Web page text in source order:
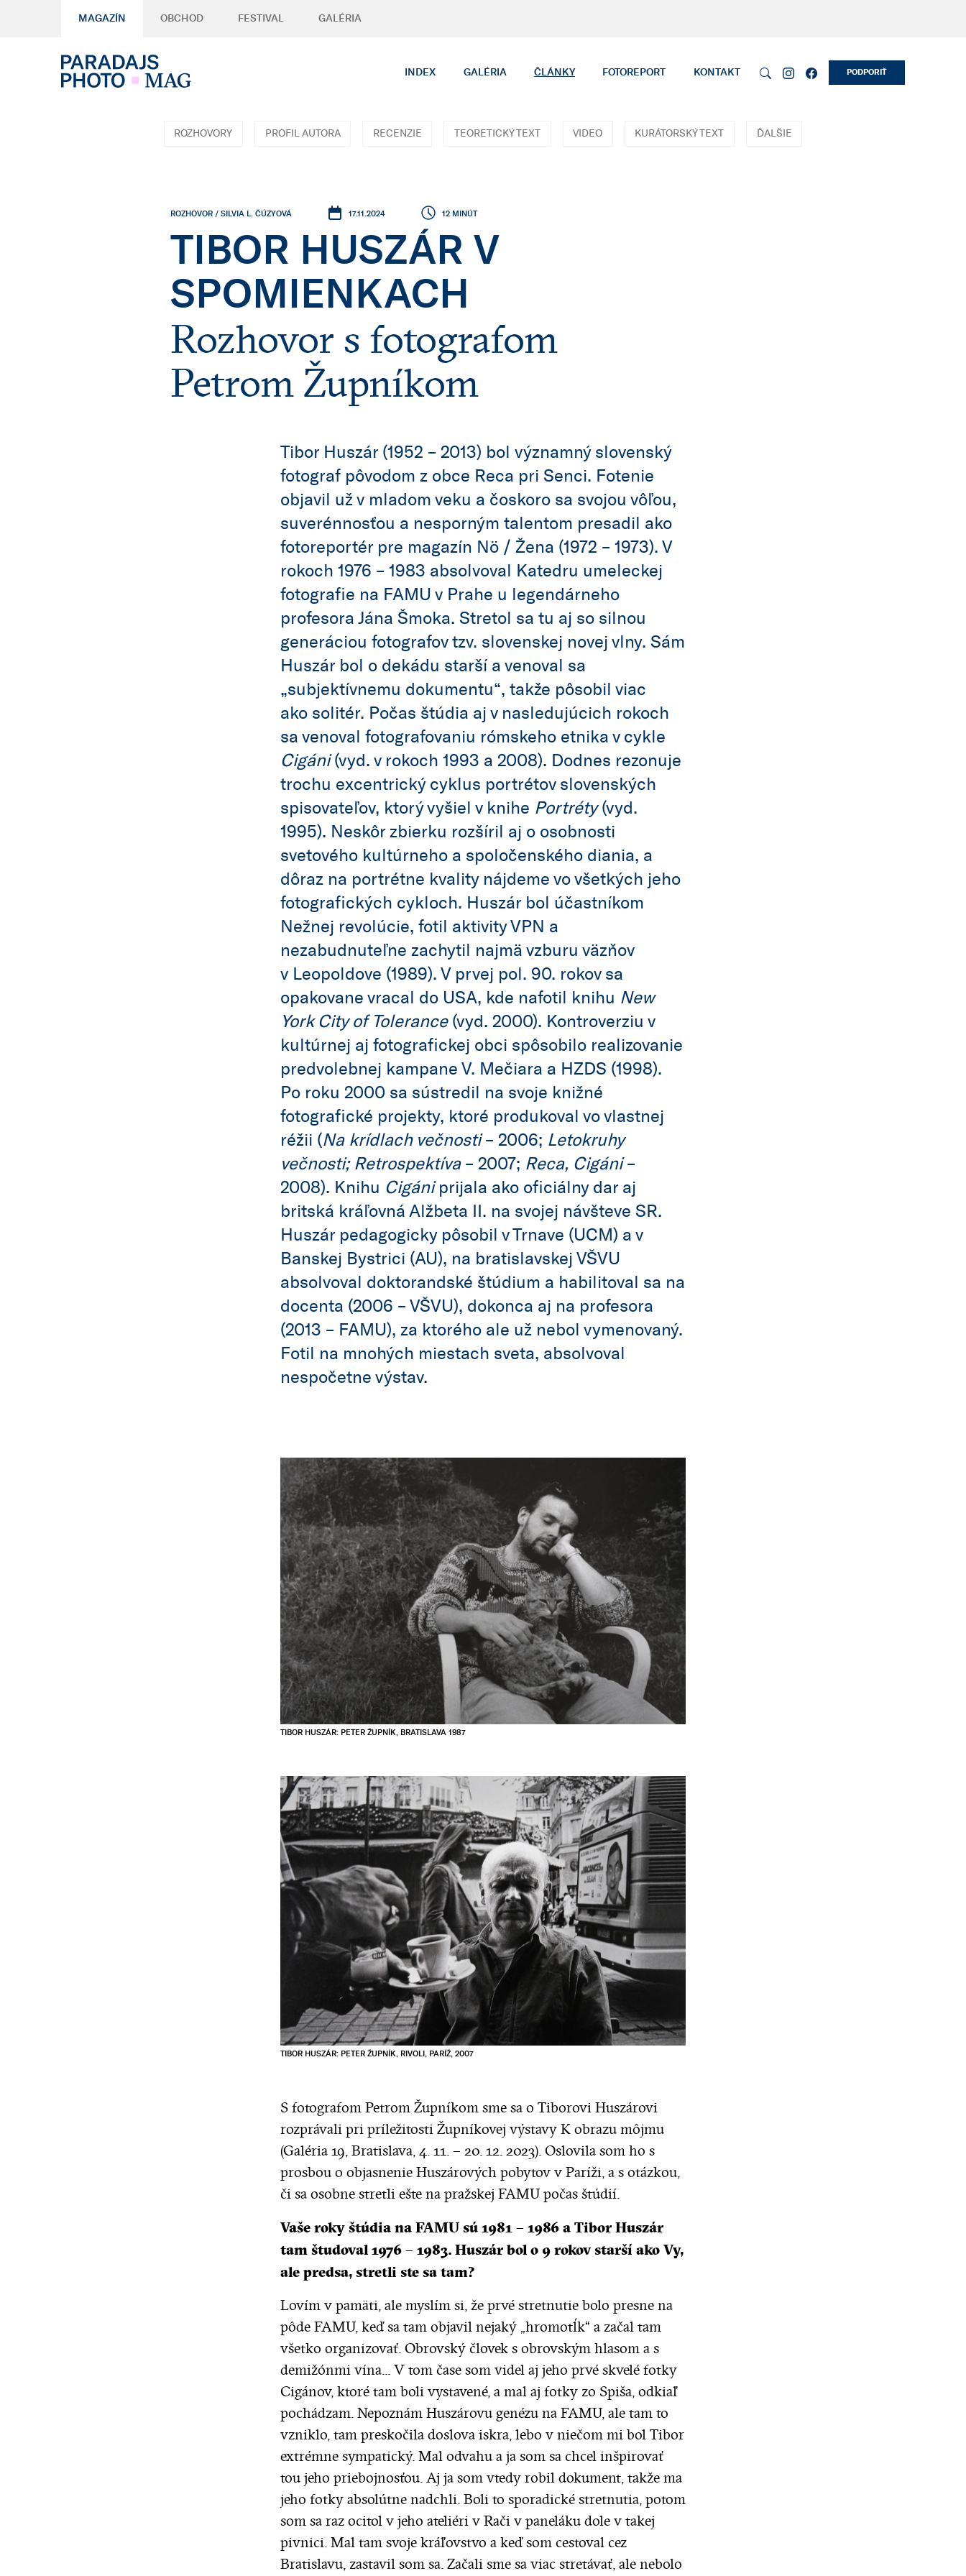
MAGAZÍN OBCHOD FESTIVAL GALÉRIA
INDEX GALÉRIA ČLÁNKY FOTOREPORT KONTAKT PODPORIŤ
ROZHOVORY PROFIL AUTORA RECENZIE TEORETICKÝ TEXT VIDEO KURÁTORSKÝ TEXT ĎALŠIE
ROZHOVOR / SILVIA L. ČÚZYOVÁ 17.11.2024 12 MINÚT
TIBOR HUSZÁR V
SPOMIENKACH
Rozhovor s fotografom
Petrom Župníkom
Tibor Huszár (1952 – 2013) bol významný slovenský
fotograf pôvodom z obce Reca pri Senci. Fotenie
objavil už v mladom veku a čoskoro sa svojou vôľou,
suverénnosťou a nesporným talentom presadil ako
fotoreportér pre magazín Nö / Žena (1972 – 1973). V
rokoch 1976 – 1983 absolvoval Katedru umeleckej
fotografie na FAMU v Prahe u legendárneho
profesora Jána Šmoka. Stretol sa tu aj so silnou
generáciou fotografov tzv. slovenskej novej vlny. Sám
Huszár bol o dekádu starší a venoval sa
„subjektívnemu dokumentu“, takže pôsobil viac
ako solitér. Počas štúdia aj v nasledujúcich rokoch
sa venoval fotografovaniu rómskeho etnika v cykle
Cigáni(vyd. v rokoch 1993 a 2008). Dodnes rezonuje
trochu excentrický cyklus portrétov slovenských
spisovateľov, ktorý vyšiel v knihe Portréty(vyd.
1995). Neskôr zbierku rozšíril aj o osobnosti
svetového kultúrneho a spoločenského diania, a
dôraz na portrétne kvality nájdeme vo všetkých jeho
fotografických cykloch. Huszár bol účastníkom
Nežnej revolúcie, fotil aktivity VPN a
nezabudnuteľne zachytil najmä vzburu väzňov
v Leopoldove (1989). V prvej pol. 90. rokov sa
opakovane vracal do USA, kde nafotil knihu New
York City of Tolerance(vyd. 2000). Kontroverziu v
kultúrnej aj fotografickej obci spôsobilo realizovanie
predvolebnej kampane V. Mečiara a HZDS (1998).
Po roku 2000 sa sústredil na svoje knižné
fotografické projekty, ktoré produkoval vo vlastnej
réžii (Na krídlach večnosti– 2006; Letokruhy
večnosti; Retrospektíva– 2007; Reca, Cigáni–
2008). Knihu Cigániprijala ako oficiálny dar aj
britská kráľovná Alžbeta II. na svojej návšteve SR.
Huszár pedagogicky pôsobil v Trnave (UCM) a v
Banskej Bystrici (AU), na bratislavskej VŠVU
absolvoval doktorandské štúdium a habilitoval sa na
docenta (2006 – VŠVU), dokonca aj na profesora
(2013 – FAMU), za ktorého ale už nebol vymenovaný.
Fotil na mnohých miestach sveta, absolvoval
nespočetne výstav.
TIBOR HUSZÁR: PETER ŽUPNÍK, BRATISLAVA 1987
TIBOR HUSZÁR: PETER ŽUPNÍK, RIVOLI, PARÍŽ, 2007
S fotografom Petrom Župníkom sme sa o Tiborovi Huszárovi
rozprávali pri príležitosti Župníkovej výstavy K obrazu môjmu
(Galéria 19, Bratislava, 4. 11. – 20. 12. 2023). Oslovila som ho s
prosbou o objasnenie Huszárových pobytov v Paríži, a s otázkou,
či sa osobne stretli ešte na pražskej FAMU počas štúdií.
Vaše roky štúdia na FAMU sú 1981 – 1986 a Tibor Huszár
tam študoval 1976 – 1983. Huszár bol o 9 rokov starší ako Vy,
ale predsa, stretli ste sa tam?
Lovím v pamäti, ale myslím si, že prvé stretnutie bolo presne na
pôde FAMU, keď sa tam objavil nejaký „hromotĺk“ a začal tam
všetko organizovať. Obrovský človek s obrovským hlasom a s
demižónmi vína... V tom čase som videl aj jeho prvé skvelé fotky
Cigánov, ktoré tam boli vystavené, a mal aj fotky zo Spiša, odkiaľ
pochádzam. Nepoznám Huszárovu genézu na FAMU, ale tam to
vzniklo, tam preskočila doslova iskra, lebo v niečom mi bol Tibor
extrémne sympatický. Mal odvahu a ja som sa chcel inšpirovať
tou jeho priebojnosťou. Aj ja som vtedy robil dokument, takže ma
jeho fotky absolútne nadchli. Boli to sporadické stretnutia, potom
som sa raz ocitol v jeho ateliéri v Rači v paneláku dole v takej
pivnici. Mal tam svoje kráľovstvo a keď som cestoval cez
Bratislavu, zastavil som sa. Začali sme sa viac stretávať, ale nebolo